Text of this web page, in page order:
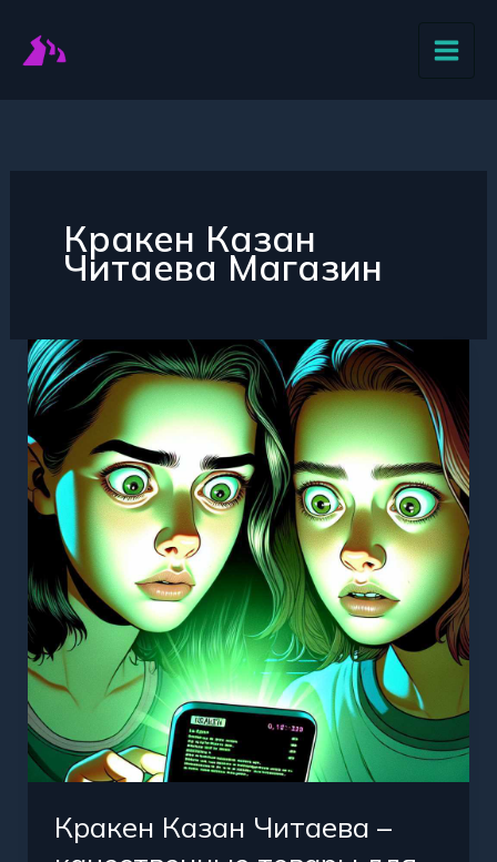
содержимому
Кракен Казан
Читаева Магазин
Кракен Казан Читаева –
Кракен
Казан
Читаева
качественные
товары
для
вас